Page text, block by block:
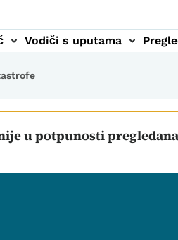
Vodiči s uputama
u potpunosti